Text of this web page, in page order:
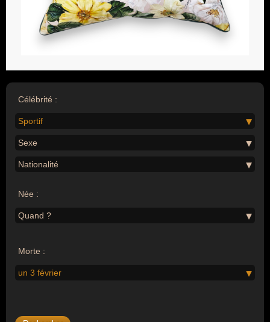
Célébrité :
Sportif
Sexe
Nationalité
Née :
Quand ?
Morte :
un 3 février